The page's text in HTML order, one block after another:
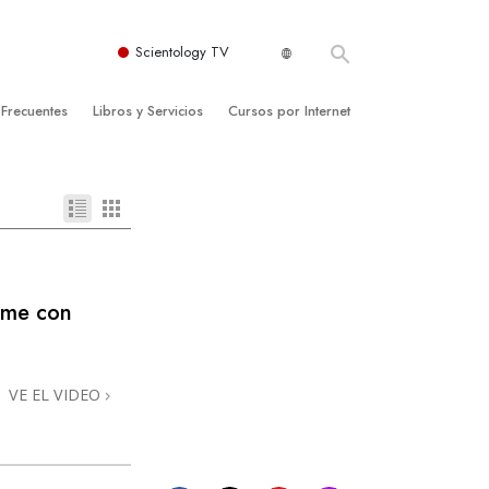
Scientology TV
una Iglesia
Libros y Servicios
Introductorias
Cursos por Internet
Las Dinámicas de la Existencia
La Escala Tonal Emocional
con
VE EL VIDEO